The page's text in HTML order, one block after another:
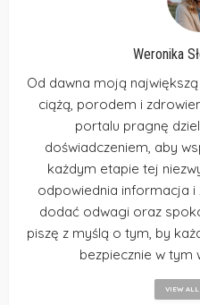
Weronika
Od dawna moją
ciążą, porodem i
portalu pragnę
doświadczeniem, aby
każdym etapie tej
odpowiednia informacja
dodać odwagi oraz
piszę z myślą o tym, by
bezpiecznie w tym
VIEW